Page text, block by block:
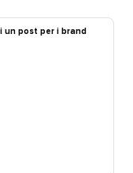
un post per i brand​​